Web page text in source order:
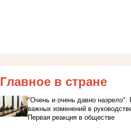
Главное в стране
"Очень и очень давно назрело":
важных изменений в
Первая реакция в обществе